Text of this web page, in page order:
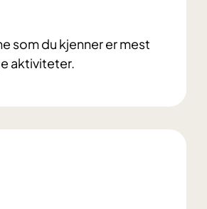
som du kjenner er mest
aktiviteter.